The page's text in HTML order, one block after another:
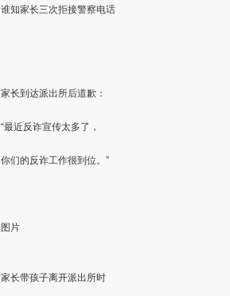
谁知家长三次拒接警察电话
家长到达派出所后道歉：
“最近反诈宣传太多了，
你们的反诈工作很到位。”
图片
家长带孩子离开派出所时